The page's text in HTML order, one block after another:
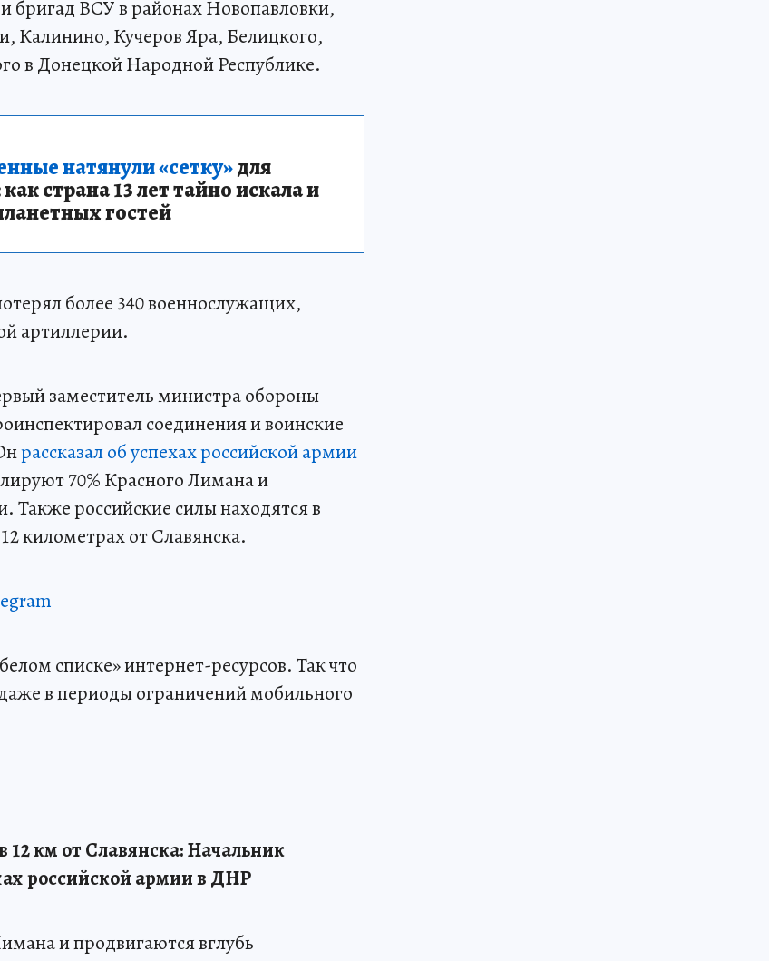
бригад ВСУ в районах Новопавловки,
Калинино, Кучеров Яра, Белицкого,
в Донецкой Народной Республике.
натянули «сетку»для
страна 13 лет тайно искала и
гостей
более 340 военнослужащих,
артиллерии.
заместитель министра обороны
соединения и воинские
рассказал об успехах российской армии
70% Красного Лимана и
Также российские силы находятся в
километрах от Славянска.
списке» интернет-ресурсов. Так что
в периоды ограничений мобильного
12 км от Славянска: Начальник
российской армии в ДНР
и продвигаются вглубь